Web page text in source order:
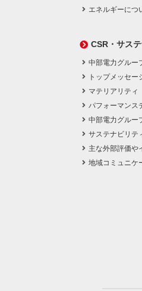
エネルギーにつ
CSR・サス
中部電力グルー
トップメッセー
マテリアリティ
パフォーマンス
中部電力グルー
サステナビリテ
主な外部評価や
地域コミュニケ